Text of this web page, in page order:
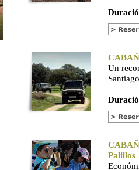
Un
Palillos